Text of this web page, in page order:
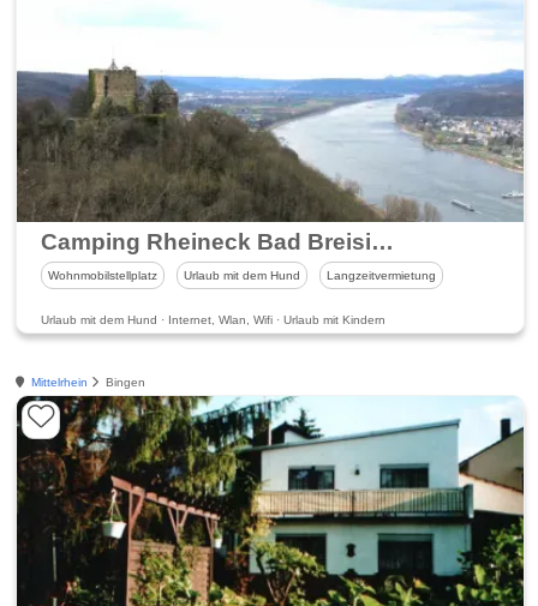
Camping Rheineck Bad Breisig am Rhein
Wohnmobilstellplatz Urlaub mit dem Hund Langzeitvermietung
Urlaub mit dem Hund · Internet, Wlan, Wifi · Urlaub mit Kindern
Mittelrhein Bingen